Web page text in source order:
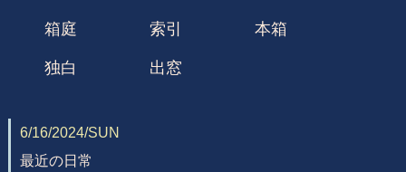
箱庭 索引 本箱
独白 出窓
6/16/2024/SUN
最近の日常